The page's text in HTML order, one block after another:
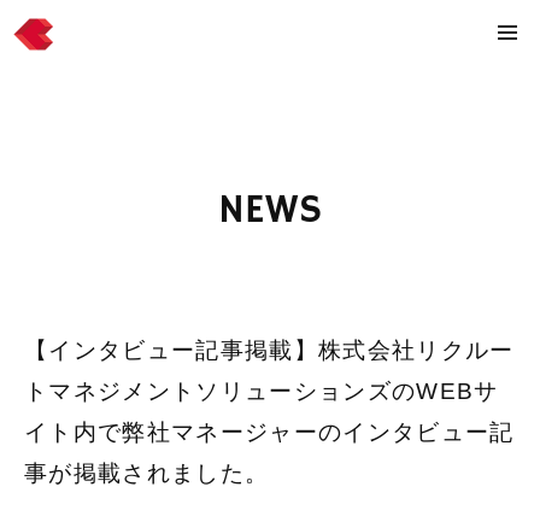
NEWS
【インタビュー記事掲載】株式会社リクルー
トマネジメントソリューションズのWEBサ
イト内で弊社マネージャーのインタビュー記
事が掲載されました。